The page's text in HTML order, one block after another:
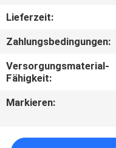
KONTAKTIERE
UNS
NACHRICHTEN
Lieferzeit:
Zahlungsbedingungen:
Versorgungsmaterial-
Fähigkeit:
Markieren: